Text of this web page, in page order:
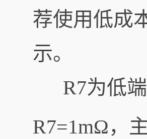
荐使用低成
示。
R7为低端
R7=1mΩ，